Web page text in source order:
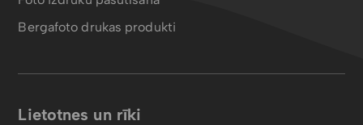
Bergafoto drukas produkti
Lietotnes un rīki